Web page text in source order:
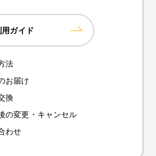
用ガイド
法
お届け
換
の変更・キャンセル
わせ